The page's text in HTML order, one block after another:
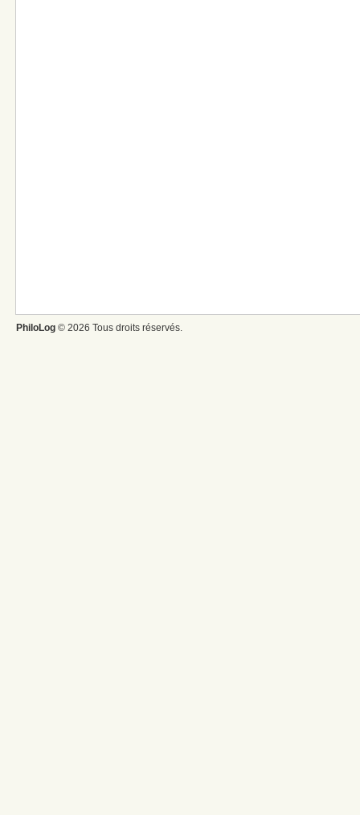
PhiloLog © 2026 Tous droits réservés.